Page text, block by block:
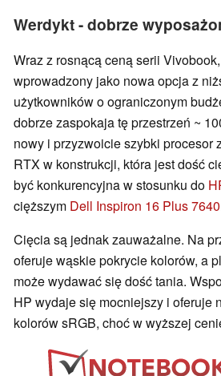
Werdykt - dobrze
Wraz z rosnącą ceną serii
wprowadzony jako nowa opcja z
użytkowników o ograniczonym
dobrze zaspokaja tę przestrzeń ~
nowy i przyzwoicie szybki procesor
RTX w konstrukcji, która jest dość
być konkurencyjna w stosunku do
cięższym Dell Inspiron 16 Plus 7640
Cięcia są jednak zauważalne. Na
oferuje wąskie pokrycie kolorów, a
może wydawać się dość tania.
HP wydaje się mocniejszy i oferuje
kolorów sRGB, choć w wyższej